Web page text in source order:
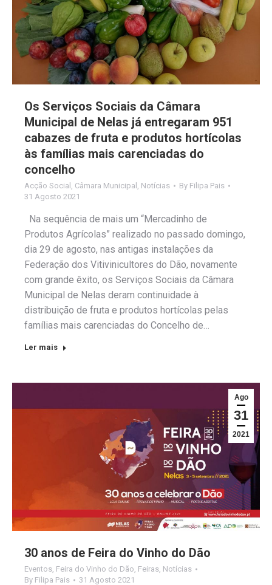
Os Serviços Sociais da Câmara
Municipal de Nelas já entregaram 951
cabazes de fruta e produtos hortícolas
às famílias mais carenciadas do
concelho
Acção Social Câmara Municipal Notícias By Filipa Pais
31 Agosto 2021
Na sequência de mais um “Mercadinho de
Produtos Agrícolas” realizado no passado domingo,
dia 29 de agosto, nas antigas instalações da
Federação dos Vitivinicultores do Dão, novamente
com grande êxito, os Serviços Sociais da Câmara
Municipal de Nelas deram continuidade à
distribuição de fruta e produtos hortícolas pelas
famílias mais carenciadas do Concelho de…
Ler mais
Ago
31
2021
30 anos de Feira do Vinho do Dão
Eventos, Feira do Vinho do Dão, Feiras, Notícias
By Filipa Pais 31 Agosto 2021